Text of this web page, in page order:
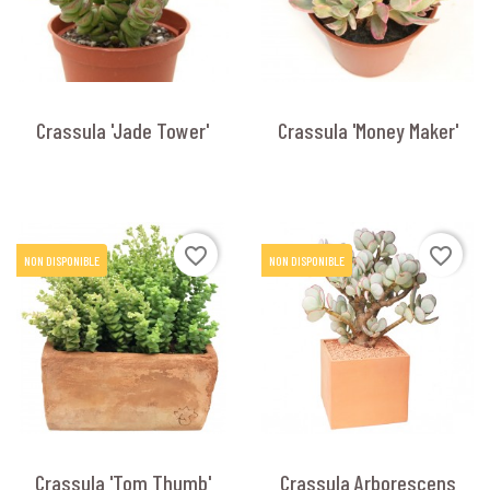
Crassula 'Jade Tower' Crassula 'Money Maker'
NON DISPONIBLE favorite_border
Crassula 'Tom Thumb'
NON DISPONIBLE favorite_border
Crassula Arborescens